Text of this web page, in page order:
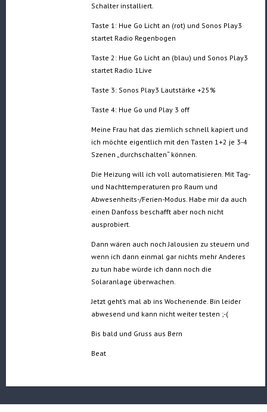
Schalter installiert.
Taste 1: Hue Go Licht an (rot) und Sonos Play3
startet Radio Regenbogen
Taste 2: Hue Go Licht an (blau) und Sonos Play3
startet Radio 1Live
Taste 3: Sonos Play3 Lautstärke +25%
Taste 4: Hue Go und Play 3 off
Meine Frau hat das ziemlich schnell kapiert und
ich möchte eigentlich mit den Tasten 1+2 je 3-4
Szenen „durchschalten“ können.
Die Heizung will ich voll automatisieren. Mit Tag-
und Nachttemperaturen pro Raum und
Abwesenheits-/Ferien-Modus. Habe mir da auch
einen Danfoss beschafft aber noch nicht
ausprobiert.
Dann wären auch noch Jalousien zu steuern und
wenn ich dann einmal gar nichts mehr Anderes
zu tun habe würde ich dann noch die
Solaranlage überwachen.
Jetzt geht’s mal ab ins Wochenende. Bin leider
abwesend und kann nicht weiter testen ;-(
Bis bald und Gruss aus Bern
Beat